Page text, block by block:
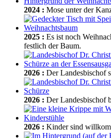
2024 : Mose unter der
2025 : Es ist noch
festlich der Baum.
2026 : Der Landesbischof
2026 : Der Landesbischof
2026 : Kinder sind